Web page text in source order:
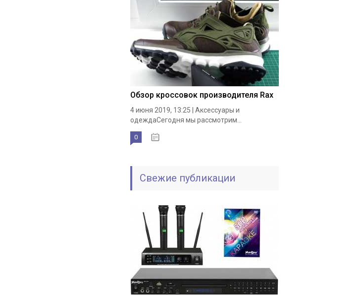
Обзор кроссовок производителя Rax
4 июня 2019, 13:25 | Аксессуары и
одеждаСегодня мы рассмотрим...
0
Свежие публикации